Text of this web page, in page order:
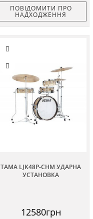
ПОВІДОМИТИ ПРО
НАДХОДЖЕННЯ
TAMA LJK48P-CHM УДАРНА
УСТАНОВКА
12580грн